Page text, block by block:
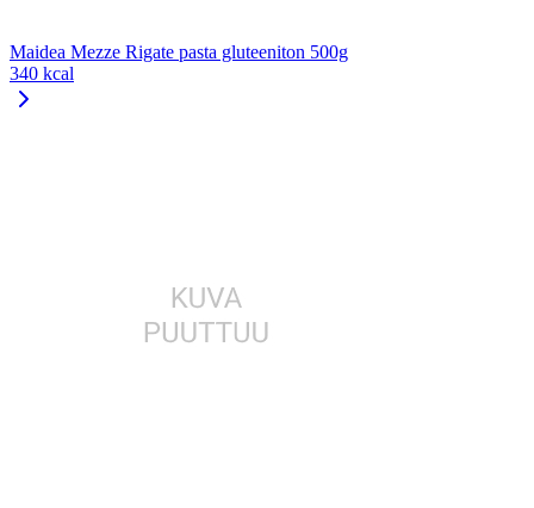
Maidea Mezze Rigate pasta gluteeniton 500g
340 kcal